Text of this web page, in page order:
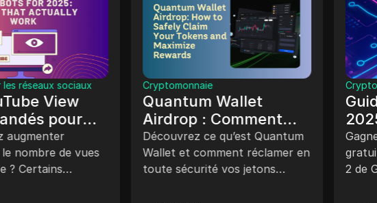
réseaux sociaux
View
pour
outils qui
augmenter
nombre de vues
? Certains
Cryptomonnaie
Quantum Wallet
Airdrop : Comment
réclamer vos jetons en
toute sécurité et
maximiser les
Découvrez ce qu’est Quantum
Wallet et comment réclamer en
toute sécurité vos jetons
vos
2 de